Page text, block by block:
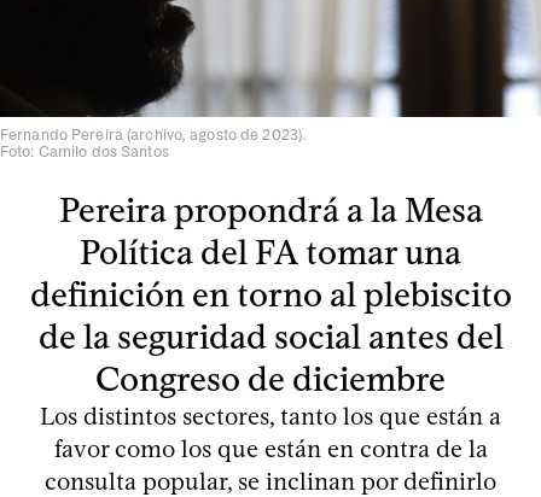
Fernando Pereira (archivo, agosto de 2023).
Foto: Camilo dos Santos
Pereira propondrá a la Mesa
Política del FA tomar una
definición en torno al plebiscito
de la seguridad social antes del
Congreso de diciembre
Los distintos sectores, tanto los que están a
favor como los que están en contra de la
consulta popular, se inclinan por definirlo